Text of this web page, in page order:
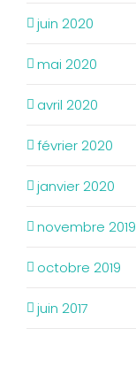
juin 2020
mai 2020
avril 2020
février 2020
janvier 2020
novembre 2019
octobre 2019
juin 2017